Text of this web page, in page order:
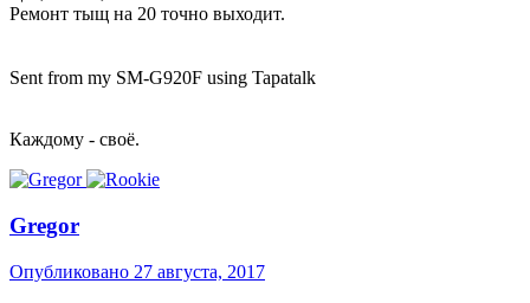
Ремонт тыщ на 20 точно выходит.
Sent from my SM-G920F using Tapatalk
Каждому - своё.
Gregor
Опубликовано 27 августа, 2017